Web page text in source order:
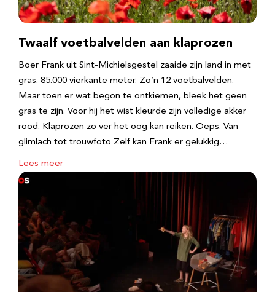
Twaalf voetbalvelden aan klaprozen
Boer Frank uit Sint-Michielsgestel zaaide zijn land in met
gras. 85.000 vierkante meter. Zo’n 12 voetbalvelden.
Maar toen er wat begon te ontkiemen, bleek het geen
gras te zijn. Voor hij het wist kleurde zijn volledige akker
rood. Klaprozen zo ver het oog kan reiken. Oeps. Van
glimlach tot trouwfoto Zelf kan Frank er gelukkig…
Lees meer